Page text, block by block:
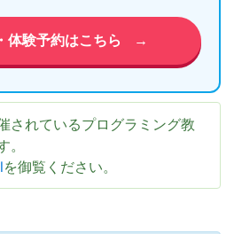
体験予約はこちら →
されているプログラミング教
を御覧ください。